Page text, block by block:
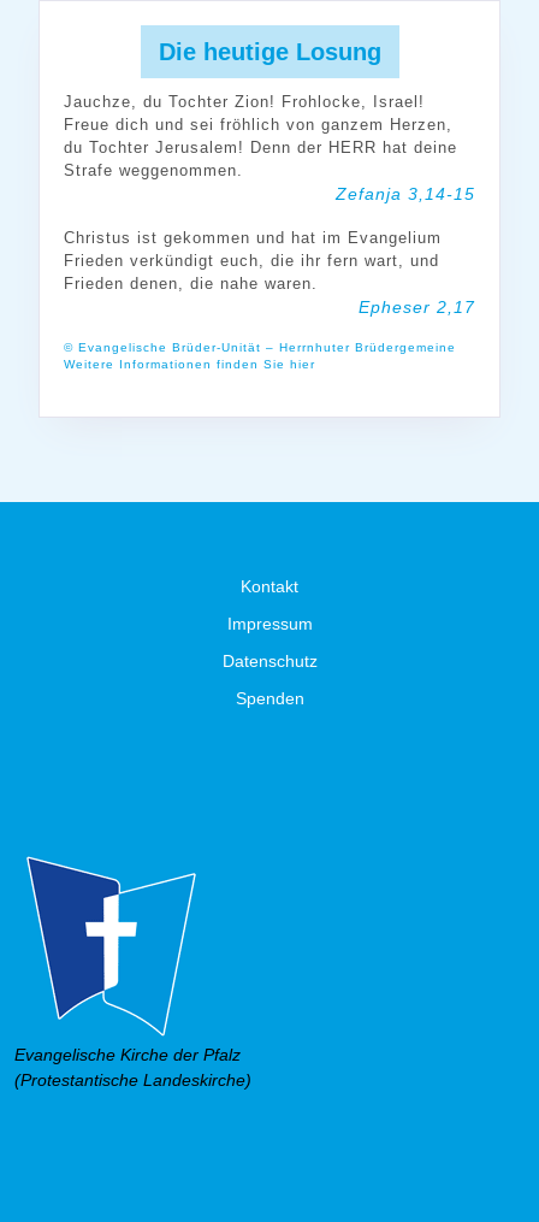
Die heutige Losung
Jauchze, du Tochter Zion! Frohlocke, Israel!
Freue dich und sei fröhlich von ganzem Herzen,
du Tochter Jerusalem! Denn der HERR hat deine
Strafe weggenommen.
Zefanja 3,14-15
Christus ist gekommen und hat im Evangelium
Frieden verkündigt euch, die ihr fern wart, und
Frieden denen, die nahe waren.
Epheser 2,17
© Evangelische Brüder-Unität – Herrnhuter Brüdergemeine
Weitere Informationen finden Sie hier
Kontakt
Impressum
Datenschutz
Spenden
Evangelische Kirche der Pfalz
(Protestantische Landeskirche)